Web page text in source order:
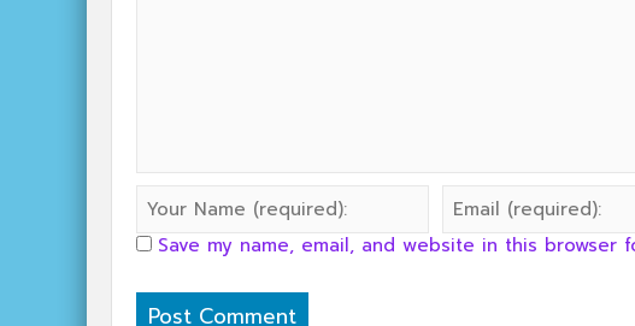
Save my name, email, and website in this browser